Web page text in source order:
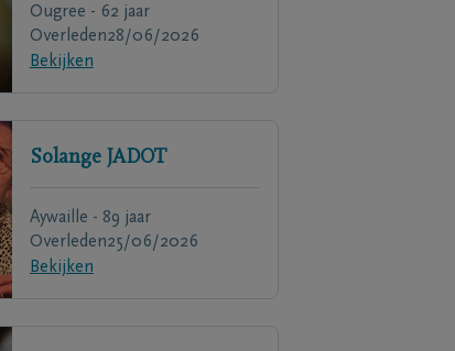
Ougree - 62 jaar
Overleden28/06/2026
Bekijken
Solange JADOT
Aywaille - 89 jaar
Overleden25/06/2026
Bekijken